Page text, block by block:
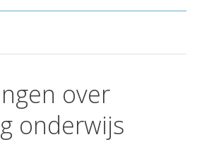
over
onderwijs